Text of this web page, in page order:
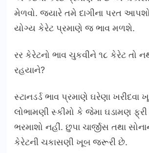
મેળવો. જયારે તમે દાગીના પરત આપશો
યોગ્ય કેરેટ પ્રમાણે જ ભાવ મળશે.
રર કેરેટનો ભાવ ચુકવીને ૧૮ કેરેટ તો
રહયાને?
સ્ટાનડર્ડ ભાવ પ્રમાણે ઘરેણા
લોભામણી સ્કીમો કે જેમા ઘડામણ
ભરમાશો નહીં. છુપા ચાર્જીસ તથા
કેરેટની ચકાસણી ખૂબ જરૂરી છે.